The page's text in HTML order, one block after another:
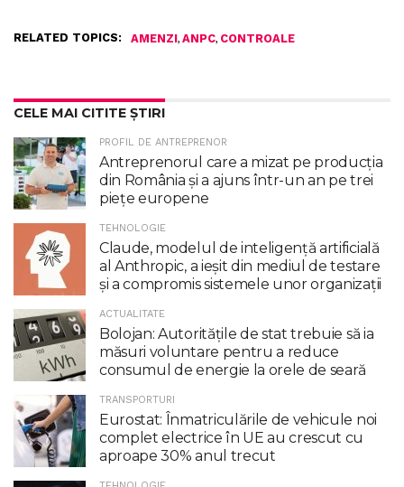
RELATED TOPICS: AMENZI, ANPC, CONTROALE
CELE MAI CITITE ȘTIRI
PROFIL DE ANTREPRENOR
Antreprenorul care a mizat pe producția
din România și a ajuns într-un an pe trei
piețe europene
TEHNOLOGIE
Claude, modelul de inteligenţă artificială
al Anthropic, a ieşit din mediul de testare
şi a compromis sistemele unor organizaţii
ACTUALITATE
Bolojan: Autoritățile de stat trebuie să ia
măsuri voluntare pentru a reduce
consumul de energie la orele de seară
TRANSPORTURI
Eurostat: Înmatriculările de vehicule noi
complet electrice în UE au crescut cu
aproape 30% anul trecut